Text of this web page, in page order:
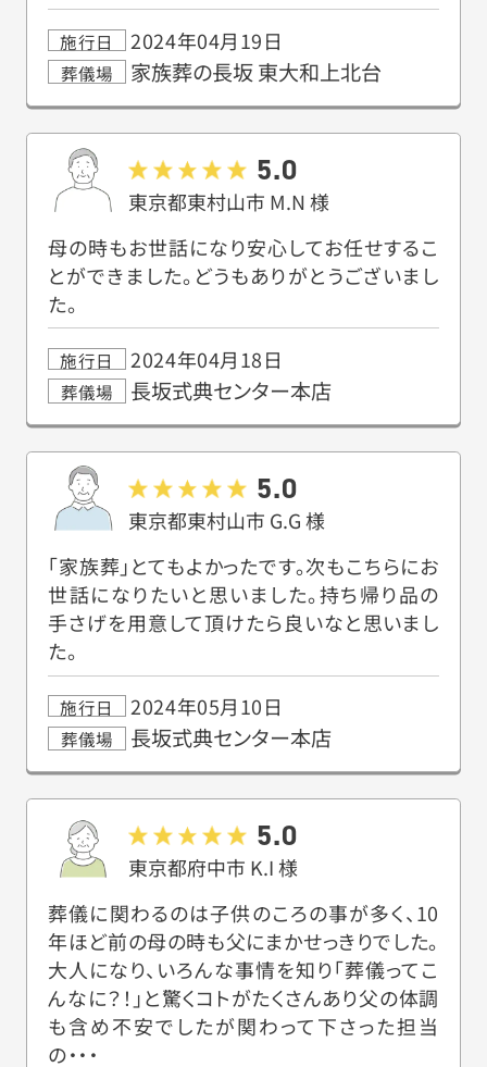
施行日 2024年04月19日
葬儀場 家族葬の長坂 東大和上北台
東京都東村山市 M.N様
5.0
施行日 2024年04月18日
母の時もお世話になり安心してお任せするこ
とができました。どうもありがとうございまし
た。
葬儀場 長坂式典センター本店
東京都東村山市 G.G様
5.0
施行日 2024年05月10日
「家族葬」とてもよかったです。次もこちらにお
世話になりたいと思いました。持ち帰り品の
手さげを用意して頂けたら良いなと思いまし
た。
葬儀場 長坂式典センター本店
東京都府中市 K.I様
5.0
葬儀に関わるのは子供のころの事が多く、10
年ほど前の母の時も父にまかせっきりでした。
大人になり、いろんな事情を知り「葬儀ってこ
んなに？！」と驚くコトがたくさんあり父の体調
も含め不安でしたが関わって下さった担当
の・・・